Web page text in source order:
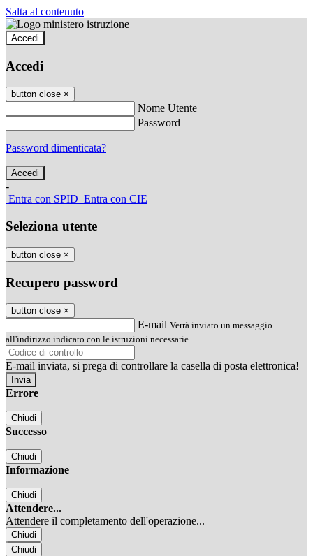
Salta al contenuto
Accedi
Accedi
button close ×
Nome Utente
Password
Password dimenticata?
-
Entra con SPID Entra con CIE
Seleziona utente
button close ×
Recupero password
button close ×
E-mail Verrà inviato un messaggio
all'indirizzo indicato con le istruzioni necessarie.
E-mail inviata, si prega di controllare la casella di posta elettronica!
Errore
Chiudi
Successo
Chiudi
Informazione
Chiudi
Attendere...
Attendere il completamento dell'operazione...
Chiudi
Chiudi